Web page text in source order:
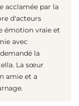
acclamée par la
d'acteurs
émotion vraie et
avec
la
La sœur
amie et a